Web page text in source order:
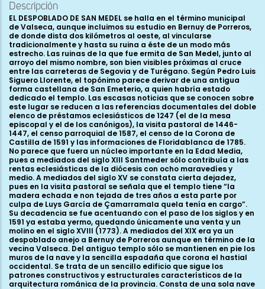
Descripción
EL DESPOBLADO DE SAN MEDEL se halla en el término municipal
de Valseca, aunque incluimos su estudio en Bernuy de Porreros,
de donde dista dos kilómetros al oeste, al vincularse
tradicionalmente y hasta su ruina a éste de un modo más
estrecho. Las ruinas de la que fue ermita de San Medel, junto al
arroyo del mismo nombre, son bien visibles próximas al cruce
entre las carreteras de Segovia y de Turégano. Según Pedro Luis
Siguero Llorente, el topónimo parece derivar de una antigua
forma castellana de San Emeterio, a quien habría estado
dedicado el templo. Las escasas noticias que se conocen sobre
este lugar se reducen a las referencias documentales del doble
elenco de préstamos eclesiásticos de 1247 (el de la mesa
episcopal y el de los canónigos), la visita pastoral de 1446-
1447, el censo parroquial de 1587, el censo de la Corona de
Castilla de 1591 y las informaciones de Floridablanca de 1785.
No parece que fuera un núcleo importante en la Edad Media,
pues a mediados del siglo XIII Santmeder sólo contribuía a las
rentas eclesiásticas de la diócesis con ocho maravedíes y
medio. A mediados del siglo XV se constata cierta dejadez,
pues en la visita pastoral se señala que el templo tiene “la
madera echada e non tejada de tres años a esta parte por
culpa de Luys García de Çamarramala quela tenía en cargo”.
Su decadencia se fue acentuando con el paso de los siglos y en
1591 ya estaba yermo, quedando únicamente una venta y un
molino en el siglo XVIII (1773). A mediados del XIX era ya un
despoblado anejo a Bernuy de Porreros aunque en término de la
vecina Valseca. Del antiguo templo sólo se mantienen en pie los
muros de la nave y la sencilla espadaña que corona el hastial
occidental. Se trata de un sencillo edificio que sigue los
patrones constructivos y estructurales característicos de la
arquitectura románica de la provincia. Consta de una sola nave